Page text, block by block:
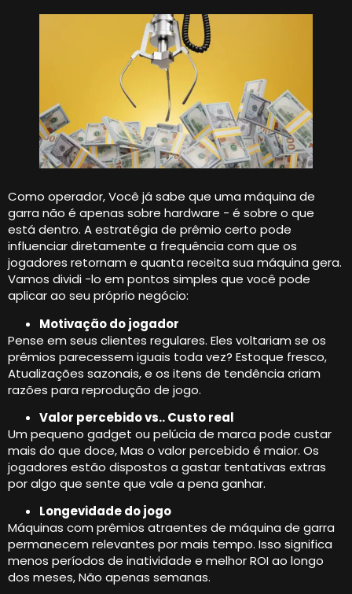
Como operador, Você já sabe que uma máquina de
garra não é apenas sobre hardware - é sobre o que
está dentro. A estratégia de prêmio certo pode
influenciar diretamente a frequência com que os
jogadores retornam e quanta receita sua máquina gera.
Vamos dividi -lo em pontos simples que você pode
aplicar ao seu próprio negócio:
Motivação do jogador
Pense em seus clientes regulares. Eles voltariam se os
prêmios parecessem iguais toda vez? Estoque fresco,
Atualizações sazonais, e os itens de tendência criam
razões para reprodução de jogo.
Valor percebido vs.. Custo real
Um pequeno gadget ou pelúcia de marca pode custar
mais do que doce, Mas o valor percebido é maior. Os
jogadores estão dispostos a gastar tentativas extras
por algo que sente que vale a pena ganhar.
Longevidade do jogo
Máquinas com prêmios atraentes de máquina de garra
permanecem relevantes por mais tempo. Isso significa
menos períodos de inatividade e melhor ROI ao longo
dos meses, Não apenas semanas.